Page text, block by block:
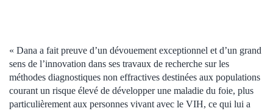
« Dana a fait preuve d’un dévouement exceptionnel et d’un grand
sens de l’innovation dans ses travaux de recherche sur les
méthodes diagnostiques non effractives destinées aux populations
courant un risque élevé de développer une maladie du foie, plus
particulièrement aux personnes vivant avec le VIH, ce qui lui a